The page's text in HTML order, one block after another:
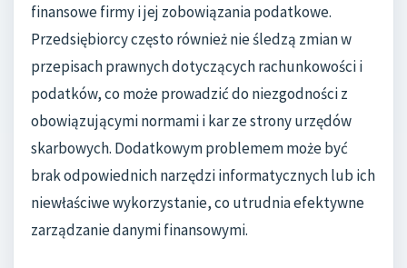
finansowe firmy i jej zobowiązania podatkowe.
Przedsiębiorcy często również nie śledzą zmian w
przepisach prawnych dotyczących rachunkowości i
podatków, co może prowadzić do niezgodności z
obowiązującymi normami i kar ze strony urzędów
skarbowych. Dodatkowym problemem może być
brak odpowiednich narzędzi informatycznych lub ich
niewłaściwe wykorzystanie, co utrudnia efektywne
zarządzanie danymi finansowymi.